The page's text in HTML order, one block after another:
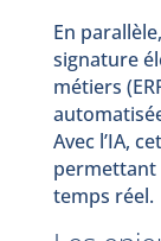
En
signature
métiers
Avec l’IA,
permettant
temps réel.